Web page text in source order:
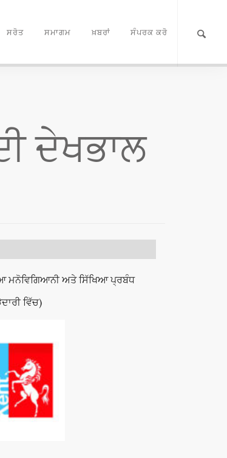
ਸਰੋਤ ਸਮਾਗਮ ਖ਼ਬਰਾਂ ਸੰਪਰਕ ਕਰੋ
ਦੇਖਭਾਲ
ਮਨੋਵਿਗਿਆਨੀ ਅਤੇ ਸਿੱਖਿਆ ਪ੍ਰਬੰਧ
ਵਿੱਚ)